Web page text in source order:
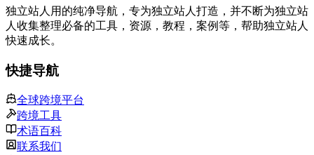
独立站人用的纯净导航，专为独立站人打造，并不断为独立站
人收集整理必备的工具，资源，教程，案例等，帮助独立站人
快速成长。
快捷导航
全球跨境平台
跨境工具
术语百科
联系我们